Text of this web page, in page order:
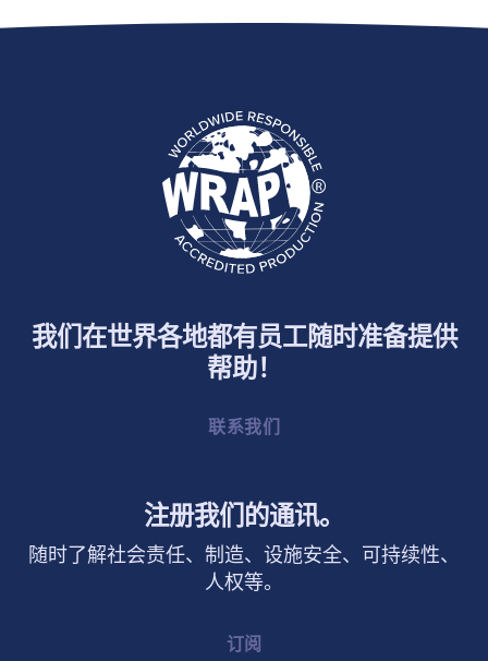
我们在世界各地都有员工随时准备提供
帮助！
联系我们
注册我们的通讯。
随时了解社会责任、制造、设施安全、可持续性、
人权等。
订阅